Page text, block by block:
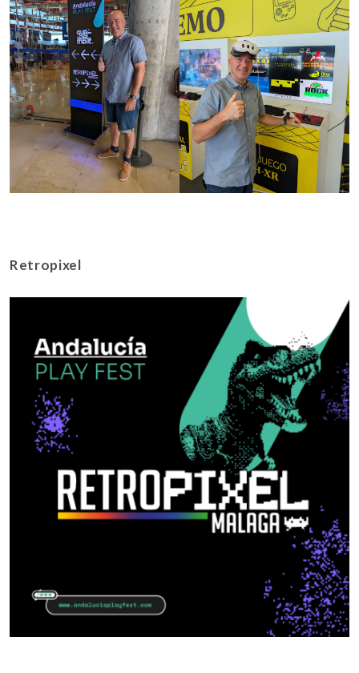
Retropixel